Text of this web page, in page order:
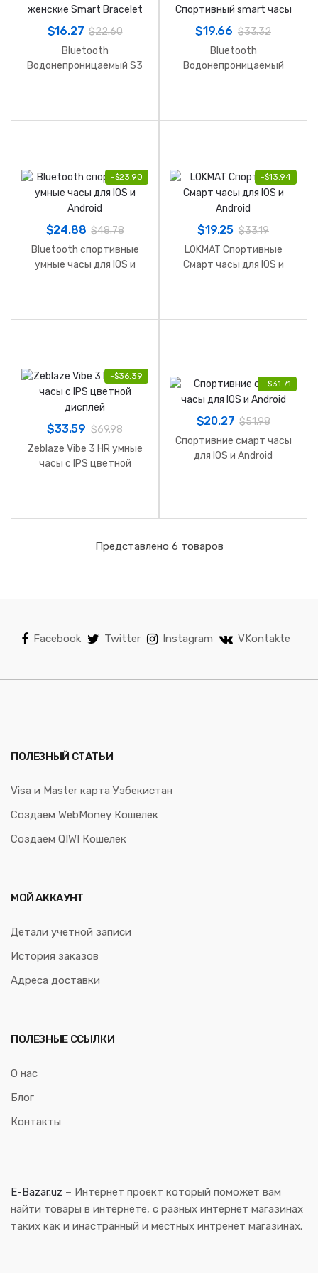
$16.27 $22.60
Bluetooth
Водонепроницаемый S3
$19.66 $33.32
Bluetooth
Водонепроницаемый
-$23.90
$24.88 $48.78
Bluetooth спортивные
умные часы для IOS и
-$13.94
$19.25 $33.19
LOKMAT Спортивные
Смарт часы для IOS и
-$36.39
$33.59 $69.98
Zeblaze Vibe 3 HR умные
часы c IPS цветной
-$31.71
$20.27 $51.98
Спортивние смарт часы
для IOS и Android
Представлено 6 товаров
Facebook Twitter Instagram VKontakte
ПОЛЕЗНЫЙ СТАТЬИ
Visa и Master карта Узбекистан
Создаем WebMoney Кошелек
Создаем QIWI Кошелек
МОЙ АККАУНТ
Детали учетной записи
История заказов
Адреса доставки
ПОЛЕЗНЫЕ ССЫЛКИ
О нас
Блог
Контакты
E-Bazar.uz – Интернет проект который поможет вам
найти товары в интернете, с разных интернет магазинах
таких как и инастранный и местных интренет магазинах.